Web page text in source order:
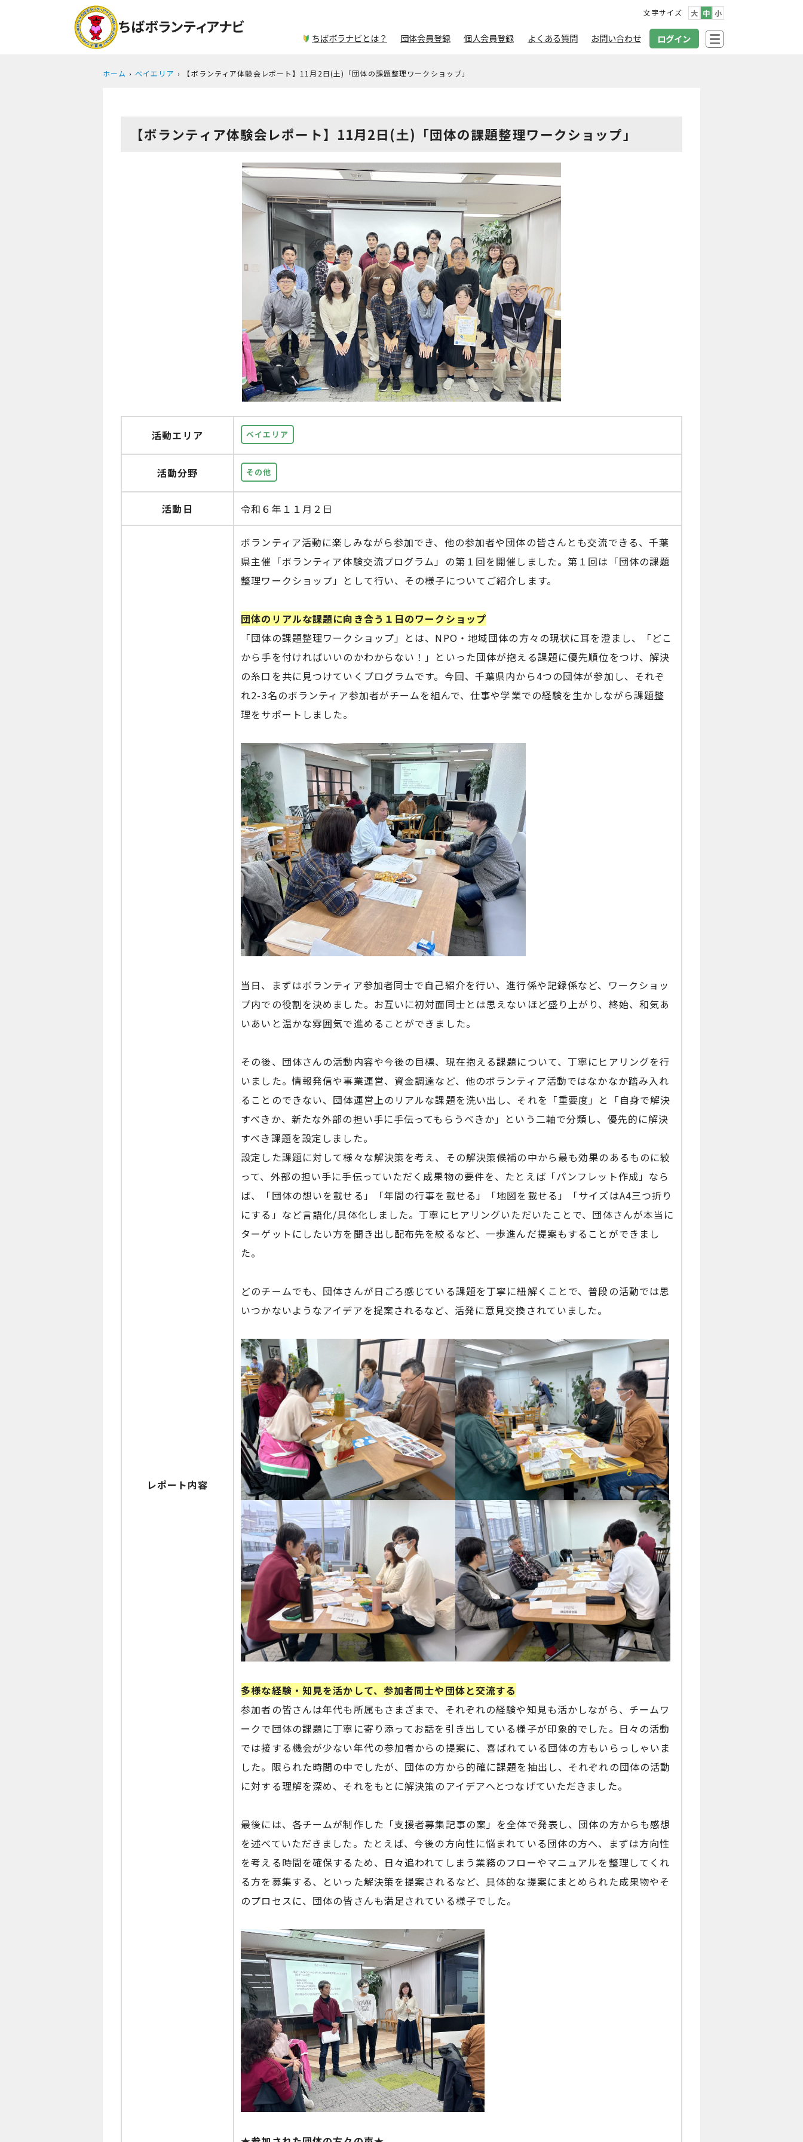
文字サイズ 大 中 小
ちばボラナビとは？ 団体会員登録 個人会員登録 よくある質問 お問い合わせ ログイン
ホーム ベイエリア 【ボランティア体験会レポート】11月2日(土)「団体の課題整理ワークショップ」
【ボランティア体験会レポート】11月2日(土)「団体の課題整理ワークショップ」
活動エリア ベイエリア
活動分野 その他
活動日 令和６年１１月２日
レポート内容
ボランティア活動に楽しみながら参加でき、他の参加者や団体の皆さんとも交流できる、千葉
県主催「ボランティア体験交流プログラム」の第１回を開催しました。第１回は「団体の課題
整理ワークショップ」として行い、その様子についてご紹介します。
団体のリアルな課題に向き合う１日のワークショップ
「団体の課題整理ワークショップ」とは、NPO・地域団体の方々の現状に耳を澄まし、「どこ
から手を付ければいいのかわからない！」といった団体が抱える課題に優先順位をつけ、解決
の糸口を共に見つけていくプログラムです。今回、千葉県内から4つの団体が参加し、それぞ
れ2-3名のボランティア参加者がチームを組んで、仕事や学業での経験を生かしながら課題整
理をサポートしました。
当日、まずはボランティア参加者同士で自己紹介を行い、進行係や記録係など、ワークショッ
プ内での役割を決めました。お互いに初対面同士とは思えないほど盛り上がり、終始、和気あ
いあいと温かな雰囲気で進めることができました。
その後、団体さんの活動内容や今後の目標、現在抱える課題について、丁寧にヒアリングを行
いました。情報発信や事業運営、資金調達など、他のボランティア活動ではなかなか踏み入れ
ることのできない、団体運営上のリアルな課題を洗い出し、それを「重要度」と「自身で解決
すべきか、新たな外部の担い手に手伝ってもらうべきか」という二軸で分類し、優先的に解決
すべき課題を設定しました。
設定した課題に対して様々な解決策を考え、その解決策候補の中から最も効果のあるものに絞
って、外部の担い手に手伝っていただく成果物の要件を、たとえば「パンフレット作成」なら
ば、「団体の想いを載せる」「年間の行事を載せる」「地図を載せる」「サイズはA4三つ折り
にする」など言語化/具体化しました。丁寧にヒアリングいただいたことで、団体さんが本当に
ターゲットにしたい方を聞き出し配布先を絞るなど、一歩進んだ提案もすることができまし
た。
どのチームでも、団体さんが日ごろ感じている課題を丁寧に紐解くことで、普段の活動では思
いつかないようなアイデアを提案されるなど、活発に意見交換されていました。
多様な経験・知見を活かして、参加者同士や団体と交流する
参加者の皆さんは年代も所属もさまざまで、それぞれの経験や知見も活かしながら、チームワ
ークで団体の課題に丁寧に寄り添ってお話を引き出している様子が印象的でした。日々の活動
では接する機会が少ない年代の参加者からの提案に、喜ばれている団体の方もいらっしゃいま
した。限られた時間の中でしたが、団体の方から的確に課題を抽出し、それぞれの団体の活動
に対する理解を深め、それをもとに解決策のアイデアへとつなげていただきました。
最後には、各チームが制作した「支援者募集記事の案」を全体で発表し、団体の方からも感想
を述べていただきました。たとえば、今後の方向性に悩まれている団体の方へ、まずは方向性
を考える時間を確保するため、日々追われてしまう業務のフローやマニュアルを整理してくれ
る方を募集する、といった解決策を提案されるなど、具体的な提案にまとめられた成果物やそ
のプロセスに、団体の皆さんも満足されている様子でした。